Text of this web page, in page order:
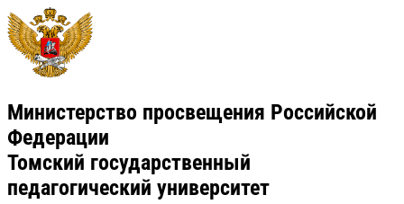
Министерство просвещения Российской
Федерации
Томский государственный
педагогический университет